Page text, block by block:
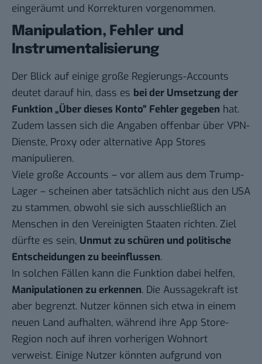
eingeräumt und Korrekturen vorgenommen.
Manipulation, Fehler und
Instrumentalisierung
Der Blick auf einige große Regierungs-Accounts
deutet darauf hin, dass es bei der Umsetzung der
Funktion „Über dieses Konto“ Fehler gegeben hat.
Zudem lassen sich die Angaben offenbar über VPN-
Dienste, Proxy oder alternative App Stores
manipulieren.
Viele große Accounts – vor allem aus dem Trump-
Lager – scheinen aber tatsächlich nicht aus den USA
zu stammen, obwohl sie sich ausschließlich an
Menschen in den Vereinigten Staaten richten. Ziel
dürfte es sein, Unmut zu schüren und politische
Entscheidungen zu beeinflussen.
In solchen Fällen kann die Funktion dabei helfen,
Manipulationen zu erkennen. Die Aussagekraft ist
aber begrenzt. Nutzer können sich etwa in einem
neuen Land aufhalten, während ihre App Store-
Region noch auf ihren vorherigen Wohnort
verweist. Einige Nutzer könnten aufgrund von